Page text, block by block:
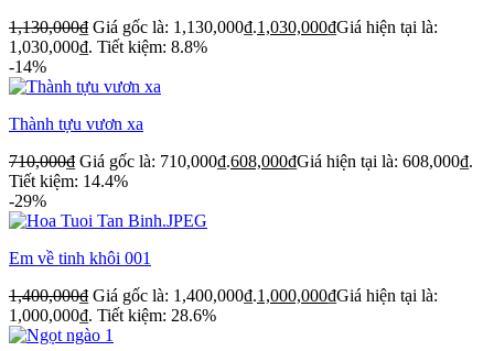
1,130,000₫ Giá gốc là: 1,130,000₫.1,030,000₫Giá hiện tại là:
1,030,000₫. Tiết kiệm: 8.8%
-14%
Thành tựu vươn xa
710,000₫ Giá gốc là: 710,000₫.608,000₫Giá hiện tại là: 608,000₫.
Tiết kiệm: 14.4%
-29%
Em về tinh khôi 001
1,400,000₫ Giá gốc là: 1,400,000₫.1,000,000₫Giá hiện tại là:
1,000,000₫. Tiết kiệm: 28.6%